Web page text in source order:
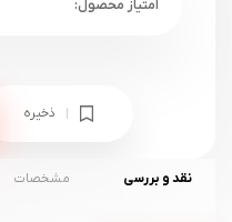
ذخیره
نقد و بررسی مشخصات